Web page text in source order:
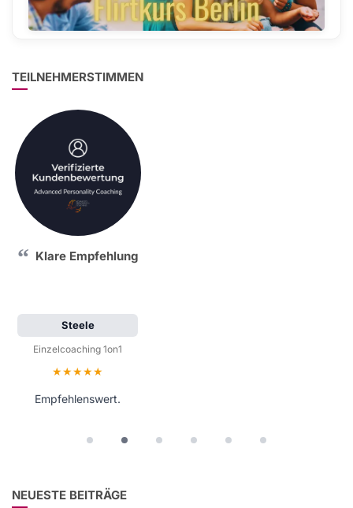
TEILNEHMERSTIMMEN
Klare Empfehlung
Steele
Einzelcoaching 1on1
Bewertung: 5 von 5 Sternen
Empfehlenswert.
NEUESTE BEITRÄGE